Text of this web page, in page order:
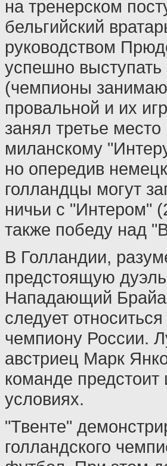
на тренерском
бельгийский
руководством
успешно
(чемпионы
провальной и их
занял третье
миланскому
но опередив
голландцы могут
ничьи с "Интером"
также победу над
В Голландии,
предстоящую
Нападающий
следует
чемпиону России.
австриец Марк
команде предстоит
условиях.
"Твенте"
голландского